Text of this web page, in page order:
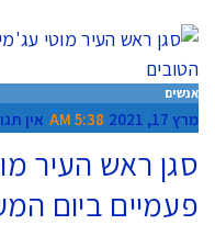
אנשים
מרץ 17, 2021 5:38 AM אין
סגן ראש העיר
פעמיים ביום